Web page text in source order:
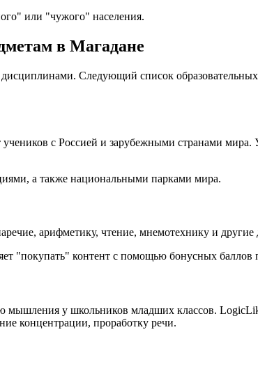
или "чужого" населения.
в Магадане
Следующий список
с Россией и зарубежными странами мира.
а также национальными парками мира.
арифметику, чтение, мнемотехнику и
"покупать" контент с помощью бонусных баллов
у школьников младших классов.
концентрации, проработку речи.